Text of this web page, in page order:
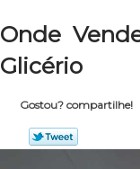
Onde
Glicério
Gostou? compartilhe!